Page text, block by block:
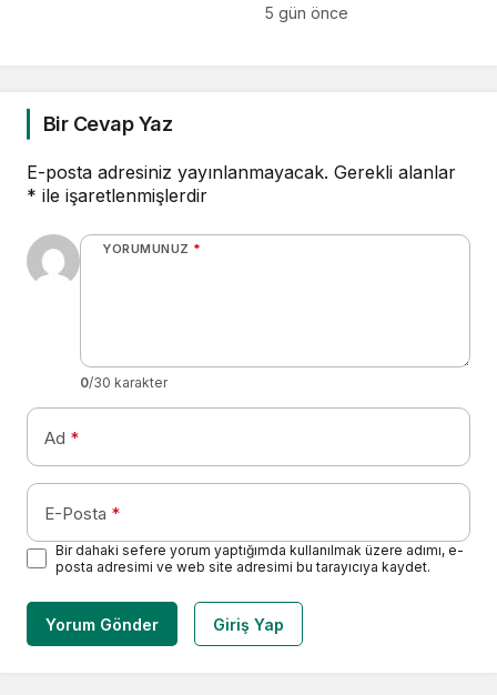
5 gün önce
Bir Cevap Yaz
E-posta adresiniz yayınlanmayacak. Gerekli alanlar
* ile işaretlenmişlerdir
YORUMUNUZ *
0/30 karakter
Ad *
E-Posta *
Bir dahaki sefere yorum yaptığımda kullanılmak üzere adımı, e-
posta adresimi ve web site adresimi bu tarayıcıya kaydet.
Yorum Gönder Giriş Yap